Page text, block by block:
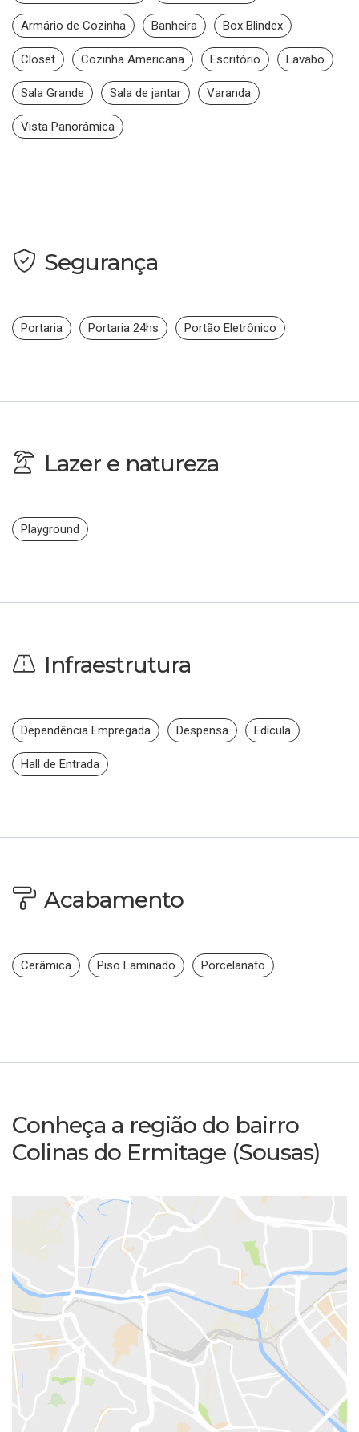
Armário de Cozinha Banheira Box Blindex
Closet Cozinha Americana Escritório Lavabo
Sala Grande Sala de jantar Varanda
Vista Panorâmica
Segurança
Portaria Portaria 24hs Portão Eletrônico
Lazer e natureza
Playground
Infraestrutura
Dependência Empregada Despensa Edícula
Hall de Entrada
Acabamento
Cerâmica Piso Laminado Porcelanato
Conheça a região do bairro
Colinas do Ermitage (Sousas)